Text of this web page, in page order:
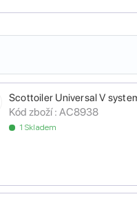
Scottoiler Universal V
Kód zboží : AC8938
1 Skladem